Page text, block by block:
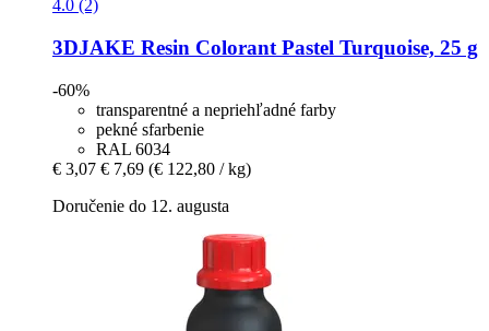
4.0 (2)
3DJAKE Resin Colorant Pastel Turquoise, 25 g
-60%
transparentné a nepriehľadné farby
pekné sfarbenie
RAL 6034
€ 3,07 € 7,69 (€ 122,80 / kg)
Doručenie do 12. augusta